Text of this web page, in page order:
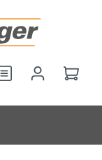
Vous avez 0Le